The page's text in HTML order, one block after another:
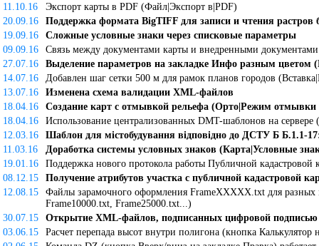
11.10.16
Экспорт карты в PDF (Файл|Экспорт в|PDF)
20.09.16
Поддержка формата BigTIFF для записи и чтения растров
19.09.16
Сложные условные знаки через списковые параметры
09.09.16
Связь между документами карты и внедренными документами
27.07.16
Выделение параметров на закладке Инфо разным цветом
14.07.16
Добавлен шаг сетки 500 м для рамок планов городов
13.07.16
Изменена схема валидации XML-файлов
18.04.16
Создание карт с отмывкой рельефа (Орто|Режим отмывки
18.04.16
Использование централизованных DMT-шаблонов на
12.03.16
Шаблон для містобудування відповідно до ДСТУ Б Б.1.1-
11.03.16
Доработка системы условных знаков (Карта|Условные
19.01.16
Поддержка нового протокола работы Публичной кадастровой
08.12.15
Получение атрибутов участка с публичной кадастровой
12.08.15
Файлы зарамочного оформления FrameXXXXX.txt для разных
Frame10000.txt, Frame25000.txt...)
30.07.15
Открытие XML-файлов, подписанных цифровой
03.06.15
Раcчет перепада высот внутри полигона (кнопка Калькулятор